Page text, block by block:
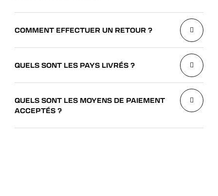
COMMENT EFFECTUER UN RETOUR ?
QUELS SONT LES PAYS LIVRÉS ?
QUELS SONT LES MOYENS DE PAIEMENT
ACCEPTÉS ?